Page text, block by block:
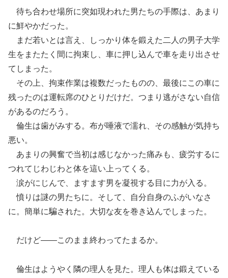
待ち合わせ場所に突如現われた男たちの手際は、あまり
に鮮やかだった。
まだ若いとは言え、しっかり体を鍛えた二人の男子大学
生をまたたく間に拘束し、車に押し込んで車を走り出させ
てしまった。
その上、拘束作業は複数だったものの、最後にこの車に
残ったのは運転席のひとりだけだ。つまり逃がさない自信
があるのだろう。
倫生は歯がみする。布が唾液で濡れ、その感触が気持ち
悪い。
あまりの興奮で当初は感じなかった痛みも、疲労するに
つれてじわじわと体を這い上ってくる。
涙がにじんで、ますます男を凝視する目に力が入る。
憤りは謎の男たちに。そして、自分自身のふがいなさ
に。簡単に騙された。大切な友を巻き込んでしまった。
だけど――このまま終わってたまるか。
倫生はようやく隣の理人を見た。理人も体は鍛えている